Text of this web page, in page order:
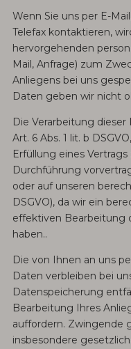
Wenn Sie uns per E-
Telefax kontaktieren,
hervorgehenden
Mail, Anfrage) zum
Anliegens bei uns
Daten geben wir nicht
Die Verarbeitung
Art. 6 Abs. 1 lit. b
Erfüllung eines
Durchführung
oder auf unseren
DSGVO), da wir ein
effektiven Bearbeitung
haben..
Die von Ihnen an uns
Daten verbleiben bei
Datenspeicherung
Bearbeitung Ihres
auffordern. Zwingende
insbesondere